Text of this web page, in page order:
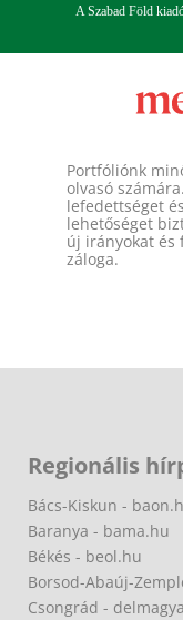
A Szabad Föld
Portfóliónk
olvasó
lefedettséget
lehetőséget
új irányokat és
záloga.
Regionális
Bács-Kiskun -
Baranya - bama.hu
Békés - beol.hu
Borsod-Abaúj-
Csongrád -